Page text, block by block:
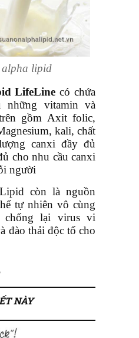
alpha lipid
LifeLine có chứa
những vitamin và
gồm Axit folic,
kali, chất
canxi đầy đủ
cho nhu cầu canxi
người
còn là nguồn
tự nhiên vô cùng
lại virus vi
đào thải độc tố cho
NÀY